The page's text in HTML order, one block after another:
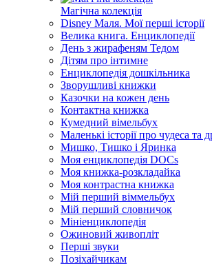
Магічна колекція
Disney Маля. Мої перші історії
Велика книга. Енциклопедії
День з жирафеням Тедом
Дітям про інтимне
Енциклопедія дошкільника
Зворушливі книжки
Казочки на кожен день
Контактна книжка
Кумедний вімельбух
Маленькі історії про чудеса та
Мишко, Тишко і Яринка
Моя енциклопедія DOCs
Моя книжка-розкладайка
Моя контрастна книжка
Мій перший віммельбух
Мій перший словничок
Мініенциклопедія
Ожиновий живопліт
Перші звуки
Позіхайчикам